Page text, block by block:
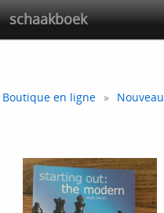
schaakboek
Boutique en ligne » Nouveau